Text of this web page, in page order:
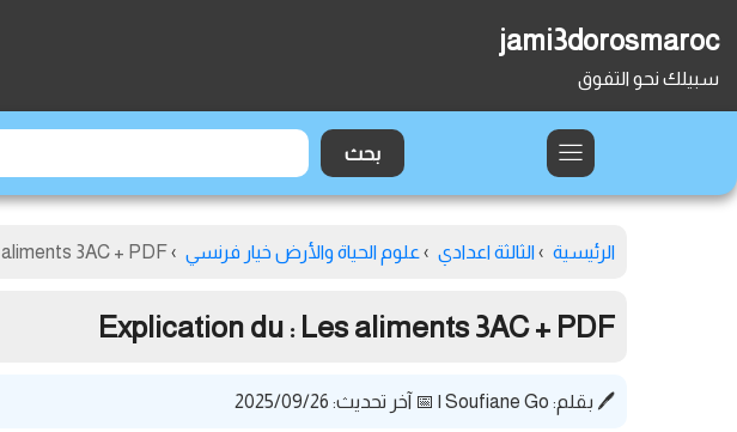
jami3dorosmaroc
سبيلك نحو التفوق
الرئيسية › الثالثة اعدادي › علوم الحياة والأرض خيار فرنسي ›
3AC + PDF
Explication du : Les aliments 3AC + PDF
🖊️ بقلم: Soufiane Go
| 📅 آخر تحديث: 2025/09/26